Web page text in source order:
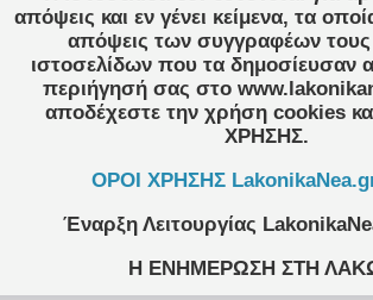
απόψεις και εν γένει κείμενα, τα
απόψεις των συγγραφέων τους
ιστοσελίδων που τα δημοσίευσαν
περιήγησή σας στο
αποδέχεστε την χρήση cookies
ΧΡΗΣΗΣ.
OPOI XΡΗΣΗΣ
Έναρξη Λειτουργίας
Η ΕΝΗΜΕΡΩΣΗ ΣΤΗ